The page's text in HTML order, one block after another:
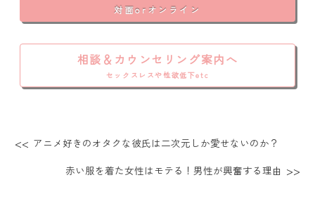
対面orオンライン
相談＆カウンセリング案内へ
セックスレスや性欲低下etc
アニメ好きのオタクな彼氏は二次元しか愛せないのか？
赤い服を着た女性はモテる！男性が興奮する理由